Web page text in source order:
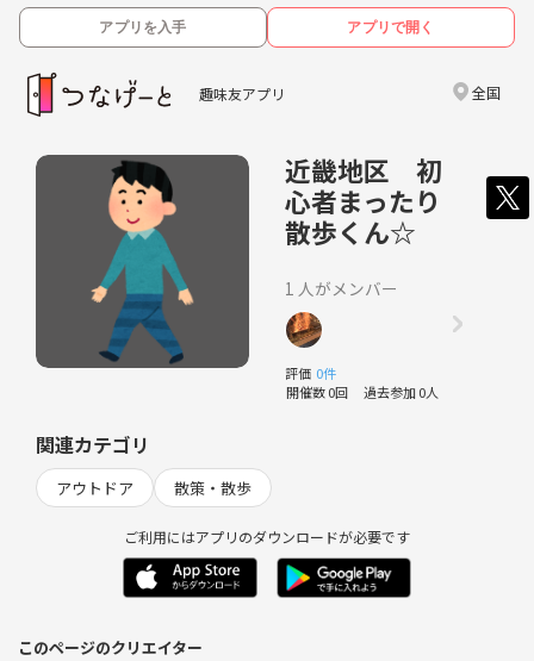
アプリを入手 アプリで開く
趣味友アプリ 全国
近畿地区 初
心者まったり
散歩くん☆
1 人がメンバー
評価 0件
開催数 0回 過去参加 0人
関連カテゴリ
アウトドア 散策・散歩
ご利用にはアプリのダウンロードが必要です
このページのクリエイター